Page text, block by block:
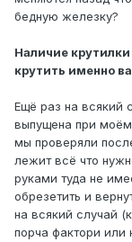
бедную железку?
Наличие крутилки
крутить именно
Ещё раз на всякий
выпущена при моём
мы проверяли
лежит всё что
руками туда не
обрезетить и
на всякий случай
порча фактори или